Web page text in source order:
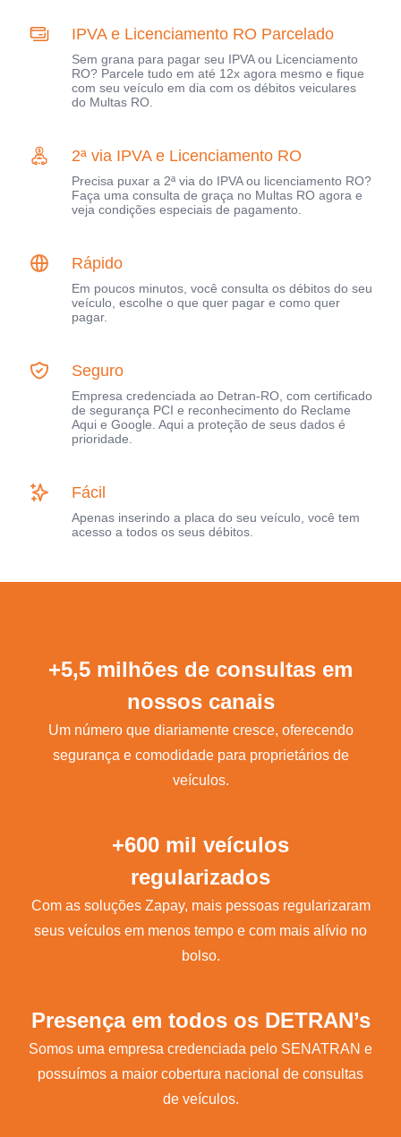
IPVA e Licenciamento RO Parcelado
Sem grana para pagar seu IPVA ou Licenciamento
RO? Parcele tudo em até 12x agora mesmo e fique
com seu veículo em dia com os débitos veiculares
do Multas RO.
2ª via IPVA e Licenciamento RO
Precisa puxar a 2ª via do IPVA ou licenciamento RO?
Faça uma consulta de graça no Multas RO agora e
veja condições especiais de pagamento.
Rápido
Em poucos minutos, você consulta os débitos do seu
veículo, escolhe o que quer pagar e como quer
pagar.
Seguro
Empresa credenciada ao Detran-RO, com certificado
de segurança PCI e reconhecimento do Reclame
Aqui e Google. Aqui a proteção de seus dados é
prioridade.
Fácil
Apenas inserindo a placa do seu veículo, você tem
acesso a todos os seus débitos.
+5,5 milhões de consultas em
nossos canais
Um número que diariamente cresce, oferecendo
segurança e comodidade para proprietários de
veículos.
+600 mil veículos
regularizados
Com as soluções Zapay, mais pessoas regularizaram
seus veículos em menos tempo e com mais alívio no
bolso.
Presença em todos os DETRAN’s
Somos uma empresa credenciada pelo SENATRAN e
possuímos a maior cobertura nacional de consultas
de veículos.